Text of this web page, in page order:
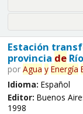
Estación
provincia de
por Agua y Energía
Idioma: Español
Editor: Buenos
1998